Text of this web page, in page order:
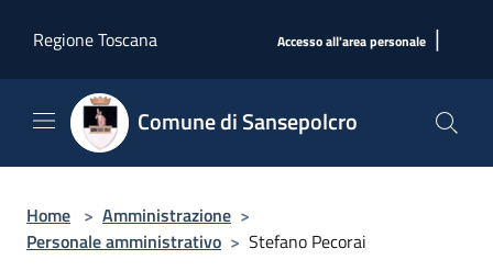
Regione Toscana
Accesso all'area personale |
Comune di Sansepolcro
Home > Amministrazione >
Personale amministrativo > Stefano Pecorai